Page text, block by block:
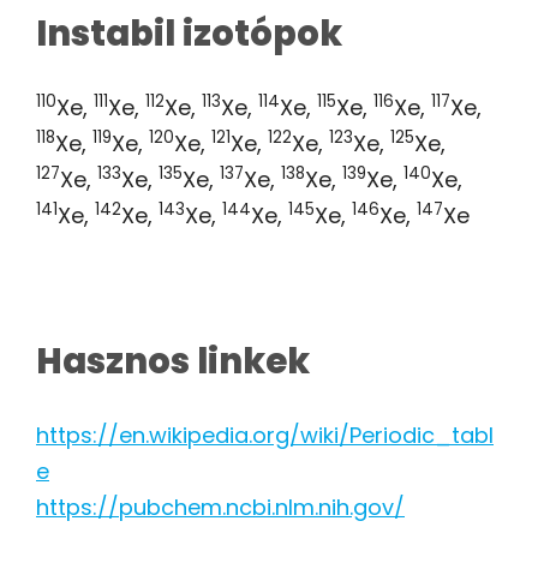
Instabil izotópok
110Xe, 111Xe, 112Xe, 113Xe, 114Xe, 115Xe, 116Xe, 117Xe,
118Xe, 119Xe, 120Xe, 121Xe, 122Xe, 123Xe, 125Xe,
127Xe, 133Xe, 135Xe, 137Xe, 138Xe, 139Xe, 140Xe,
141Xe, 142Xe, 143Xe, 144Xe, 145Xe, 146Xe, 147Xe
Hasznos linkek
https://en.wikipedia.org/wiki/Periodic_tabl
e
https://pubchem.ncbi.nlm.nih.gov/